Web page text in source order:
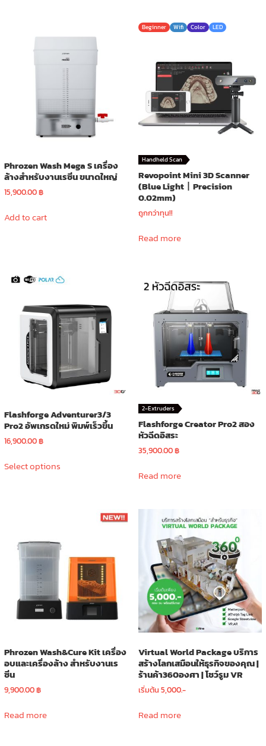
options
may
be
chosen
on
the
product
Phrozen Wash Mega S เครื่อง
ล้างสำหรับงานเรซิ่น ขนาดใหญ่
15,900.00฿
Add to cart
Beginner Wifi Color LED
Handheld Scan
Revopoint Mini 3D Scanner
(Blue Light丨Precision
0.02mm)
ถูกกว่าทุน!!
Read more
Flashforge Adventurer3/3
Pro2 อัพเกรดใหม่ พิมพ์เร็วขึ้น
16,900.00฿
Select optionsproduct
may
be
chosen
on
the
product
2-Extruders
Flashforge Creator Pro2 สอง
หัวฉีดอิสระ
35,900.00฿
Read more
Phrozen Wash&Cure Kit เครื่อง
อบและเครื่องล้าง สำหรับงานเร
ซิ่น
9,900.00฿
Read more
Virtual World Package บริการ
สร้างโลกเสมือนให้ธุรกิจของคุณ |
ร้านค้า360องศา | โชว์รูม VR
เริ่มต้น 5,000.-
Read more